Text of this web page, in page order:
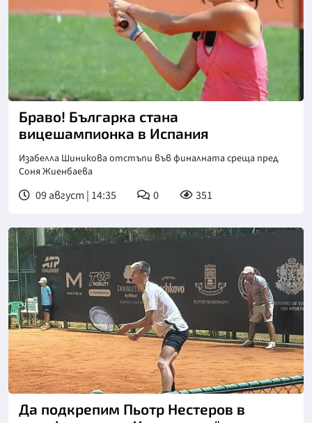
Снимка: БТА
Браво! Българка стана
вицешампионка в Испания
Изабелла Шиникова отстъпи във финалната среща пред
Соня Жиенбаева
09 август | 14:35 0 351
Да подкрепим Пьотр Нестеров в